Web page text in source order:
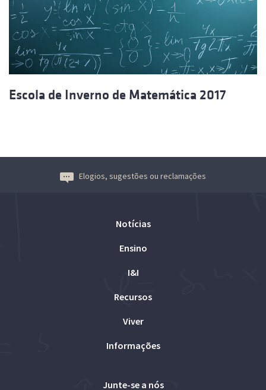
Escola de Inverno de Matemática 2017
Elogios, sugestões ou reclamações
Notícias
Ensino
I&I
Recursos
Viver
Informações
Junte-se a nós